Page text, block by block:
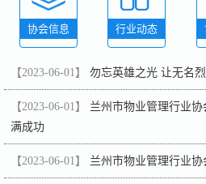
协会信息 行业动态
【2023-06-01】 勿忘英雄之光 让无名
【2023-06-01】
兰州市物业管理行业
满成功
【2023-06-01】 兰州市物业管理行业